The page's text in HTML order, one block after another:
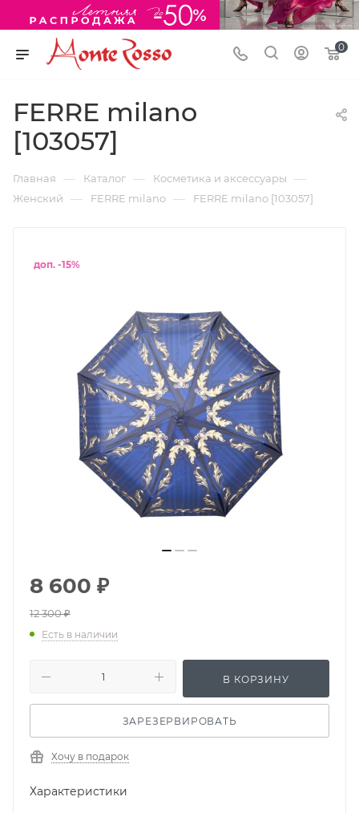
0
FERRE milano
[103057]
Главная — Каталог — Косметика и аксессуары —
Женский — FERRE milano — FERRE milano [103057]
доп. -15%
8 600 ₽
12 300₽
Есть в наличии
В КОРЗИНУ
ЗАРЕЗЕРВИРОВАТЬ
Хочу в подарок
Характеристики